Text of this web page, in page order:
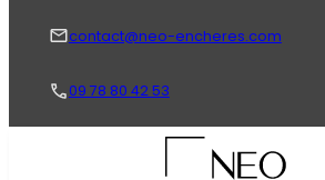
contact@neo-encheres.com
09 78 80 42 53